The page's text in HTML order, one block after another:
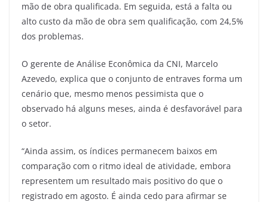
mão de obra qualificada. Em seguida, está a falta ou
alto custo da mão de obra sem qualificação, com 24,5%
dos problemas.
O gerente de Análise Econômica da CNI, Marcelo
Azevedo, explica que o conjunto de entraves forma um
cenário que, mesmo menos pessimista que o
observado há alguns meses, ainda é desfavorável para
o setor.
“Ainda assim, os índices permanecem baixos em
comparação com o ritmo ideal de atividade, embora
representem um resultado mais positivo do que o
registrado em agosto. É ainda cedo para afirmar se